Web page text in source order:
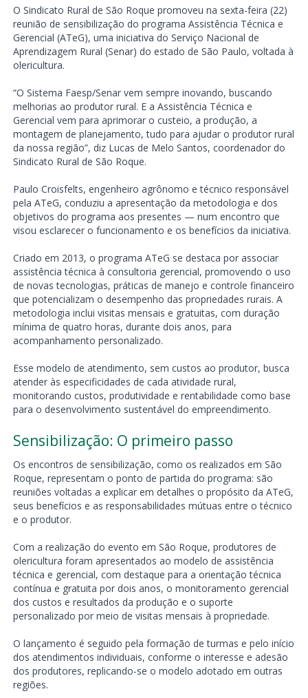
O Sindicato Rural de São Roque promoveu na sexta-feira (22)
reunião de sensibilização do programa Assistência Técnica e
Gerencial (ATeG), uma iniciativa do Serviço Nacional de
Aprendizagem Rural (Senar) do estado de São Paulo, voltada à
olericultura.
“O Sistema Faesp/Senar vem sempre inovando, buscando
melhorias ao produtor rural. E a Assistência Técnica e
Gerencial vem para aprimorar o custeio, a produção, a
montagem de planejamento, tudo para ajudar o produtor rural
da nossa região”, diz Lucas de Melo Santos, coordenador do
Sindicato Rural de São Roque.
Paulo Croisfelts, engenheiro agrônomo e técnico responsável
pela ATeG, conduziu a apresentação da metodologia e dos
objetivos do programa aos presentes — num encontro que
visou esclarecer o funcionamento e os benefícios da iniciativa.
Criado em 2013, o programa ATeG se destaca por associar
assistência técnica à consultoria gerencial, promovendo o uso
de novas tecnologias, práticas de manejo e controle financeiro
que potencializam o desempenho das propriedades rurais. A
metodologia inclui visitas mensais e gratuitas, com duração
mínima de quatro horas, durante dois anos, para
acompanhamento personalizado.
Esse modelo de atendimento, sem custos ao produtor, busca
atender às especificidades de cada atividade rural,
monitorando custos, produtividade e rentabilidade como base
para o desenvolvimento sustentável do empreendimento.
Sensibilização: O primeiro passo
Os encontros de sensibilização, como os realizados em São
Roque, representam o ponto de partida do programa: são
reuniões voltadas a explicar em detalhes o propósito da ATeG,
seus benefícios e as responsabilidades mútuas entre o técnico
e o produtor.
Com a realização do evento em São Roque, produtores de
olericultura foram apresentados ao modelo de assistência
técnica e gerencial, com destaque para a orientação técnica
contínua e gratuita por dois anos, o monitoramento gerencial
dos custos e resultados da produção e o suporte
personalizado por meio de visitas mensais à propriedade.
O lançamento é seguido pela formação de turmas e pelo início
dos atendimentos individuais, conforme o interesse e adesão
dos produtores, replicando-se o modelo adotado em outras
regiões.